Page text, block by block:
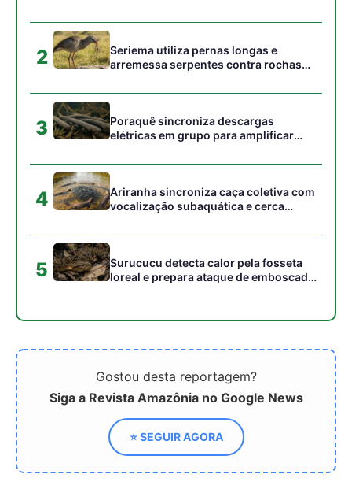
acumulados em sua pele
2
Seriema utiliza pernas longas e
arremessa serpentes contra rochas
campos
3
Poraquê sincroniza descargas
elétricas em grupo para amplificar
peixes maiores na Amazônia
4
Ariranha sincroniza caça coletiva com
vocalização subaquática e cerca
5
Surucucu detecta calor pela fosseta
loreal e prepara ataque de emboscada
Gostou desta reportagem?
Siga a Revista Amazônia no Google News
⭐ SEGUIR AGORA